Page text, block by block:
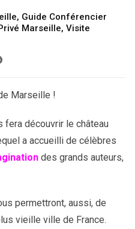
, Guide Conférencier
Marseille, Visite
Marseille !
découvrir le château
a accueilli de célèbres
des grands auteurs,
permettront, aussi, de
vieille ville de France.